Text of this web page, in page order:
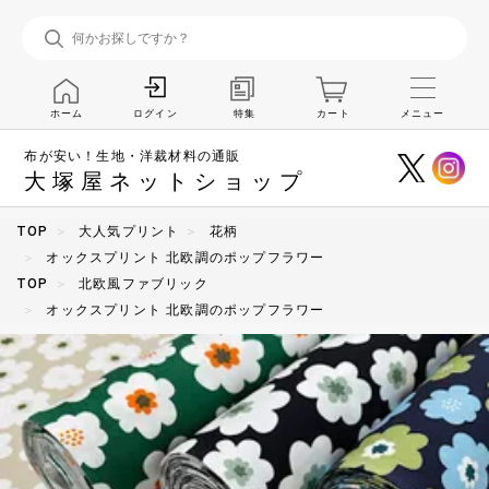
布が安い！生地・洋裁材料の通販
大塚屋ネットショップ
ホーム ログイン 特集 カート メニュー
TOP 大人気プリント
花柄
オックスプリント 北欧調のポップフラワー
TOP
北欧風ファブリック
オックスプリント 北欧調のポップフラワー